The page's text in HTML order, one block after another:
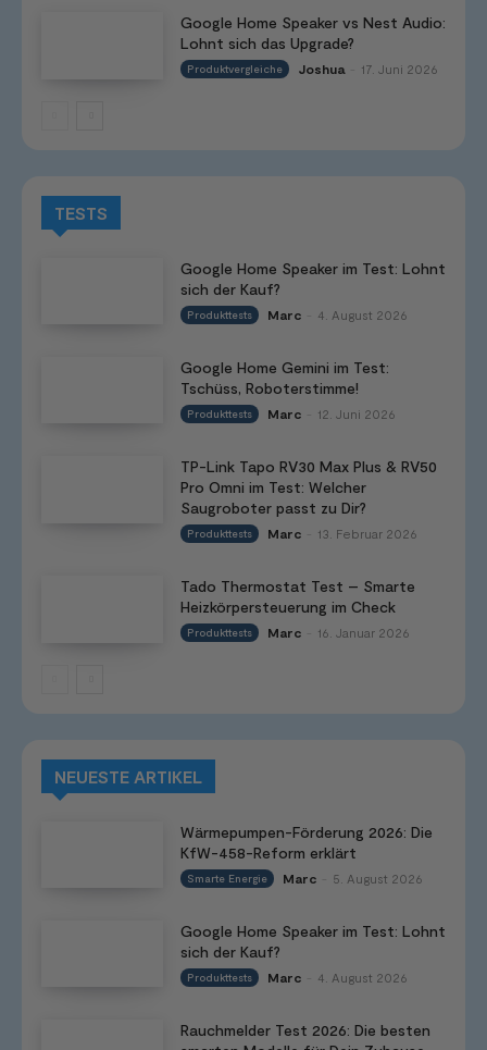
Google Home Speaker vs Nest Audio:
Lohnt sich das Upgrade?
Produktvergleiche Joshua 17. Juni 2026
TESTS
Google Home Speaker im Test: Lohnt
sich der Kauf?
Produkttests Marc 4. August 2026
Google Home Gemini im Test:
Tschüss, Roboterstimme!
Produkttests Marc 12. Juni 2026
TP-Link Tapo RV30 Max Plus & RV50
Pro Omni im Test: Welcher
Saugroboter passt zu Dir?
Produkttests Marc 13. Februar 2026
Tado Thermostat Test – Smarte
Heizkörpersteuerung im Check
Produkttests Marc 16. Januar 2026
NEUESTE ARTIKEL
Wärmepumpen-Förderung 2026: Die
KfW-458-Reform erklärt
Smarte Energie Marc 5. August 2026
Google Home Speaker im Test: Lohnt
sich der Kauf?
Produkttests Marc 4. August 2026
Rauchmelder Test 2026: Die besten